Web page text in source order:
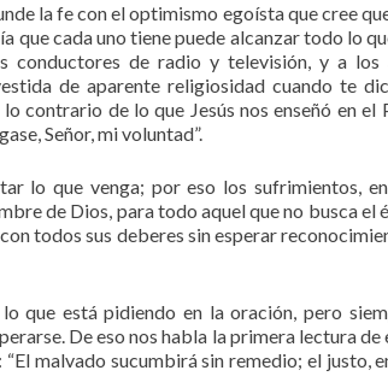
la fe con el optimismo egoísta que cree
que cada uno tiene puede alcanzar todo lo
conductores de radio y televisión, y a
de aparente religiosidad cuando te
contrario de lo que Jesús nos enseñó en el
Señor, mi voluntad”.
lo que venga; por eso los sufrimientos,
de Dios, para todo aquel que no busca el
todos sus deberes sin esperar
que está pidiendo en la oración, pero
De eso nos habla la primera lectura
malvado sucumbirá sin remedio; el justo,